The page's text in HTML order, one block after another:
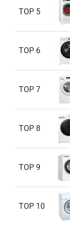
TOP 5
TOP 6
TOP 7
TOP 8
TOP 9
TOP 10